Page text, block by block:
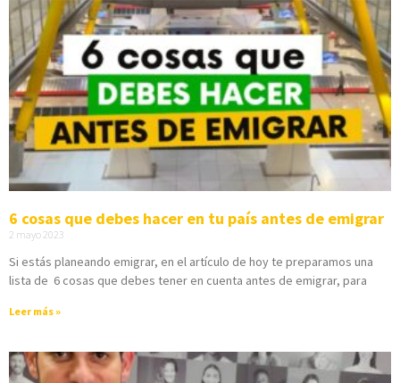
6 cosas que debes hacer en tu país antes de emigrar
2 mayo 2023
Si estás planeando emigrar, en el artículo de hoy te preparamos una
lista de 6 cosas que debes tener en cuenta antes de emigrar, para
Leer más »